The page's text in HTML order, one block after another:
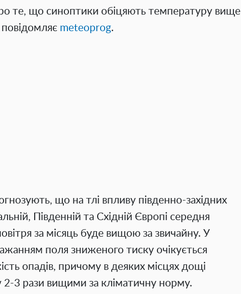
те, що синоптики обіцяють температуру вище
meteoprog.
що на тлі впливу південно-західних
Південній та Східній Європі середня
за місяць буде вищою за звичайну. У
поля зниженого тиску очікується
опадів, причому в деяких місцях дощі
3 рази вищими за кліматичну норму.